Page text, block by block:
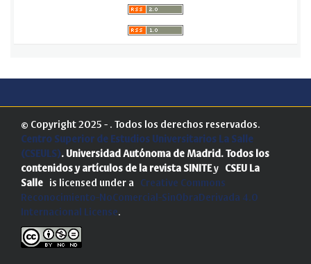
© Copyright 2025 - . Todos los derechos reservados.
Centro Superior de Estudios Universitarios La Salle
(CSEULS). Universidad Autónoma de Madrid. Todos los
contenidos y artículos de la revista SINITEy CSEU La
Salle is licensed under a Creative Commons
Reconocimiento-NoComercial-SinObraDerivada 4.0
Internacional License.